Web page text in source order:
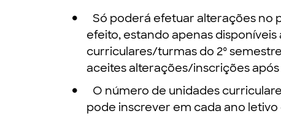
Só poderá efetuar alterações no
efeito, estando apenas
curriculares/turmas do 2º
aceites alterações/inscrições após
O número de unidades
pode inscrever em cada ano